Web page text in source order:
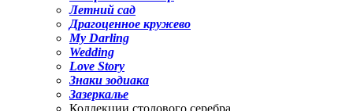
Летний сад
Драгоценное кружево
My Darling
Wedding
Love Story
Знаки зодиака
Зазеркалье
Коллекции столового серебра